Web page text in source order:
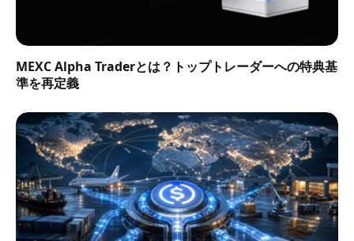
MEXC Alpha Traderとは？トップトレーダーへの特典基
準を再定義